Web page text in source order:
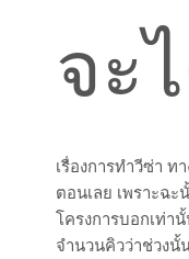
เรื่องการทำวีซ่า ท
ตอนเลย เพราะฉ
โครงการบอกเท่า
จำนวนคิวว่าช่วง
จะ